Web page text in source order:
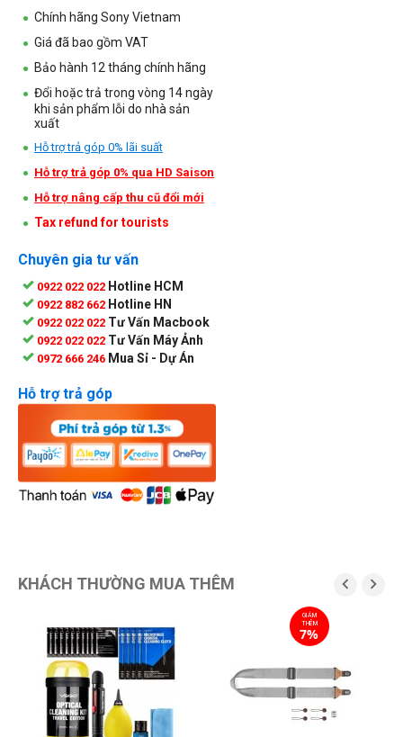
Chính hãng Sony Vietnam
Giá đã bao gồm VAT
Bảo hành 12 tháng chính hãng
Đổi hoặc trả trong vòng 14 ngày
khi sản phẩm lỗi do nhà sản
xuất
Hỗ trợ trả góp 0% lãi suất
Hỗ trợ trả góp 0% qua HD Saison
Hỗ trợ nâng cấp thu cũ đổi mới
Tax refund for tourists
Chuyên gia tư vấn
0922 022 022 Hotline HCM
0922 882 662 Hotline HN
0922 022 022 Tư Vấn Macbook
0922 022 022 Tư Vấn Máy Ảnh
0972 666 246 Mua Sỉ - Dự Án
Hỗ trợ trả góp
KHÁCH THƯỜNG MUA THÊM  
GIẢM
THÊM
7%